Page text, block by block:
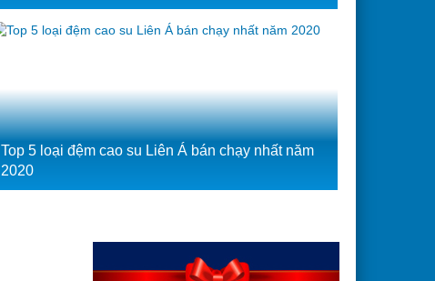
Top 5 loại đệm cao su Liên Á bán chạy nhất năm
2020